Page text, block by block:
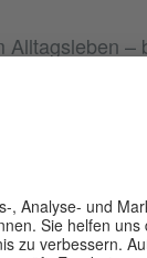
Alltagsleben –
Weltkrieg
lehnten die
System
das
Film
und